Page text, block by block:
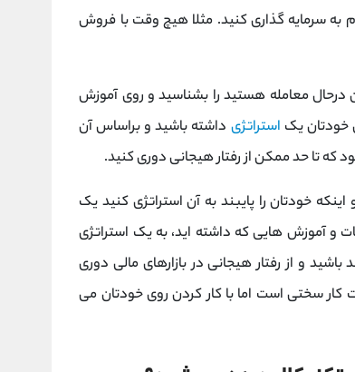
به سرمایه گذاری کنید. مثلا هیچ وقت با فروش
درحال معامله هستید را بشناسید و روی آموزش
خودتان یک استراتژی داشته باشید و براساس آن
که تا حد ممکن از رفتار هیجانی دوری کنید.
خودتان را پایبند به آن استراتژی کنید یک
و آموزش هایی که داشته اید، به یک استراتژی
و از رفتار هیجانی در بازارهای مالی دوری
کار سختی است اما با کار کردن روی خودتان می